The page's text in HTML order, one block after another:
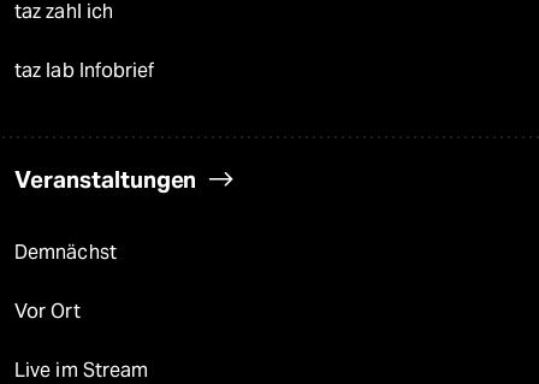
taz zahl ich
taz lab Infobrief
Veranstaltungen
Demnächst
Vor Ort
Live im Stream